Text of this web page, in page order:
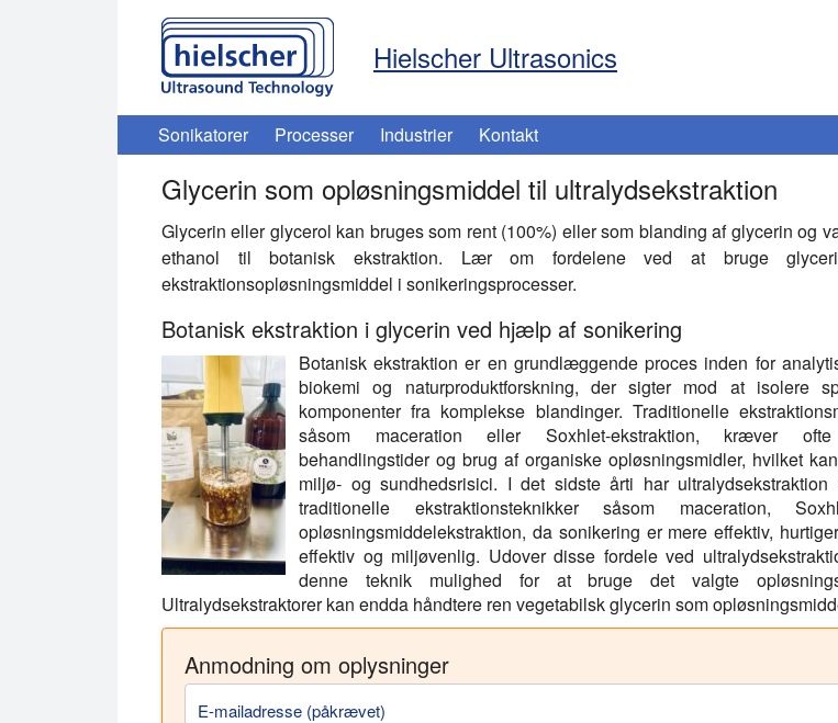
Hielscher Ultrasonics
Sonikatorer Processer Industrier Kontakt
Glycerin som opløsningsmiddel til ultralydsekstraktion
Glycerin eller glycerol kan bruges som rent (100%) eller som blanding af glycerin og
ethanol til botanisk ekstraktion. Lær om fordelene ved at bruge
ekstraktionsopløsningsmiddel i sonikeringsprocesser.
Botanisk ekstraktion i glycerin ved hjælp af sonikering
Botanisk ekstraktion er en grundlæggende proces inden for
biokemi og naturproduktforskning, der sigter mod at isolere
komponenter fra komplekse blandinger. Traditionelle
såsom maceration eller Soxhlet-ekstraktion, kræver
behandlingstider og brug af organiske opløsningsmidler, hvilket
miljø- og sundhedsrisici. I det sidste årti har ultralydsekstraktion
traditionelle ekstraktionsteknikker såsom maceration,
opløsningsmiddelekstraktion, da sonikering er mere effektiv,
effektiv og miljøvenlig. Udover disse fordele ved
denne teknik mulighed for at bruge det valgte
Ultralydsekstraktorer kan endda håndtere ren vegetabilsk glycerin som
Anmodning om oplysninger
E-mailadresse (påkrævet)